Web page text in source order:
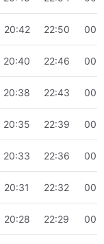
20:42 22:50
20:40 22:46
20:38 22:43
20:35 22:39
20:33 22:36
20:31 22:32
20:28 22:29